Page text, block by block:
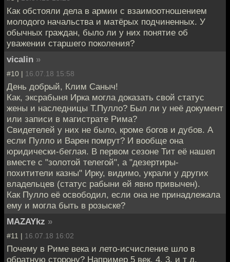
Как обстояли дела в армии с взаимоотношением
молодого начальства и матёрых подчиненных. У
обычных граждан, было ли у них понятие об
уважении старшего поколения?
vicalin »
#10 | 16.07.18 15:58
День добрый, Клим Саныч!
Как, эксрабыня Ирка могла доказать свой статус
жены и наследницы Т.Пулло? Был ли у неё документ
или записи в магистрате Рима?
Свидетелей у них не было, кроме богов и дубов. А
если Пулло и Варен помрут? И вообще она
юридически-беглая. В первом сезоне Тит её нашел
вместе с "золотой телегой", а "дезертиры-
похитители казны" Ирку, видимо, украли у других
владельцев (статус рабыни ей явно привычен).
Как Пулло её освободил, если она не принадлежала
ему и могла быть в розыске?
MAZAYkz »
#11 | 16.07.18 16:02
Почему в Риме века и лето-исчисление шло в
обратную сторону? Например 5 век, 4, 3, и т д.